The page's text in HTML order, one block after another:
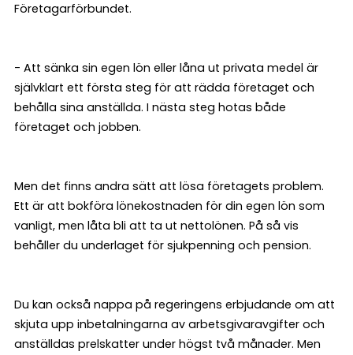
Företagarförbundet.
- Att sänka sin egen lön eller låna ut privata medel är
självklart ett första steg för att rädda företaget och
behålla sina anställda. I nästa steg hotas både
företaget och jobben.
Men det finns andra sätt att lösa företagets problem.
Ett är att bokföra lönekostnaden för din egen lön som
vanligt, men låta bli att ta ut nettolönen. På så vis
behåller du underlaget för sjukpenning och pension.
Du kan också nappa på regeringens erbjudande om att
skjuta upp inbetalningarna av arbetsgivaravgifter och
anställdas prelskatter under högst två månader. Men